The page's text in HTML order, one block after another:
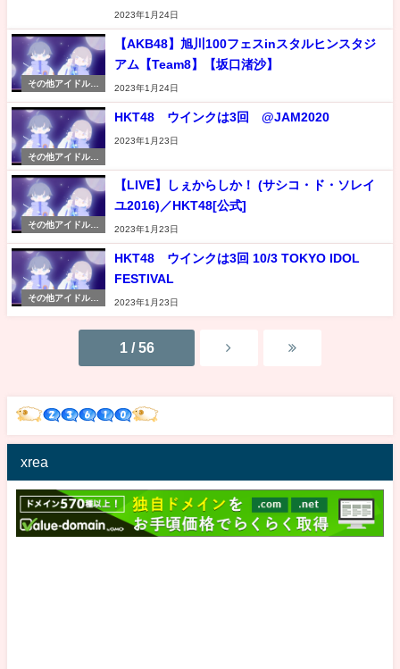
2023年1月24日
その他アイドル情
【AKB48】旭川100フェスinスタルヒンスタジ
アム【Team8】【坂口渚沙】
2023年1月24日
その他アイドル情
報
HKT48 ウインクは3回 @JAM2020
2023年1月23日
その他アイドル情
【LIVE】しぇからしか！ (サシコ・ド・ソレイ
ユ2016)／HKT48[公式]
2023年1月23日
その他アイドル情
HKT48 ウインクは3回 10/3 TOKYO IDOL
FESTIVAL
2023年1月23日
1 / 56
xrea